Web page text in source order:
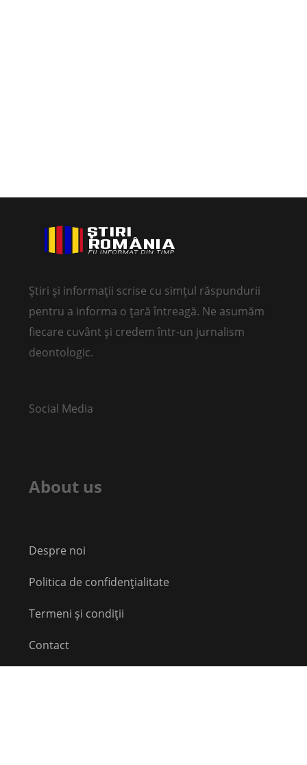
Știri și informații scrise cu simțul răspundurii
pentru a informa o țară întreagă. Ne asumăm
fiecare cuvânt și credem într-un jurnalism
deontologic.
Social Media
About us
Despre noi
Politica de confidențialitate
Termeni și condiții
Contact